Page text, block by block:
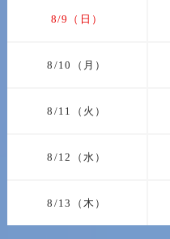
8/9（日）
8/10（月）
8/11（火）
8/12（水）
8/13（木）